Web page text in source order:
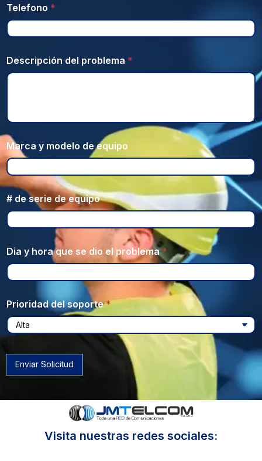
Telefono *
Descripción del problema *
Marca y modelo de equipo
# de serie de equipo
Dia y hora que se dio el problema*
Prioridad del soporte*
Enviar Solicitud
Visita nuestras redes sociales: